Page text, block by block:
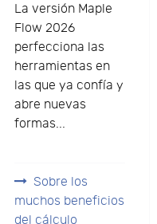
La versión Maple
Flow 2026
perfecciona las
herramientas en
las que ya confía y
abre nuevas
formas...
Sobre los
muchos beneficios
del cálculo